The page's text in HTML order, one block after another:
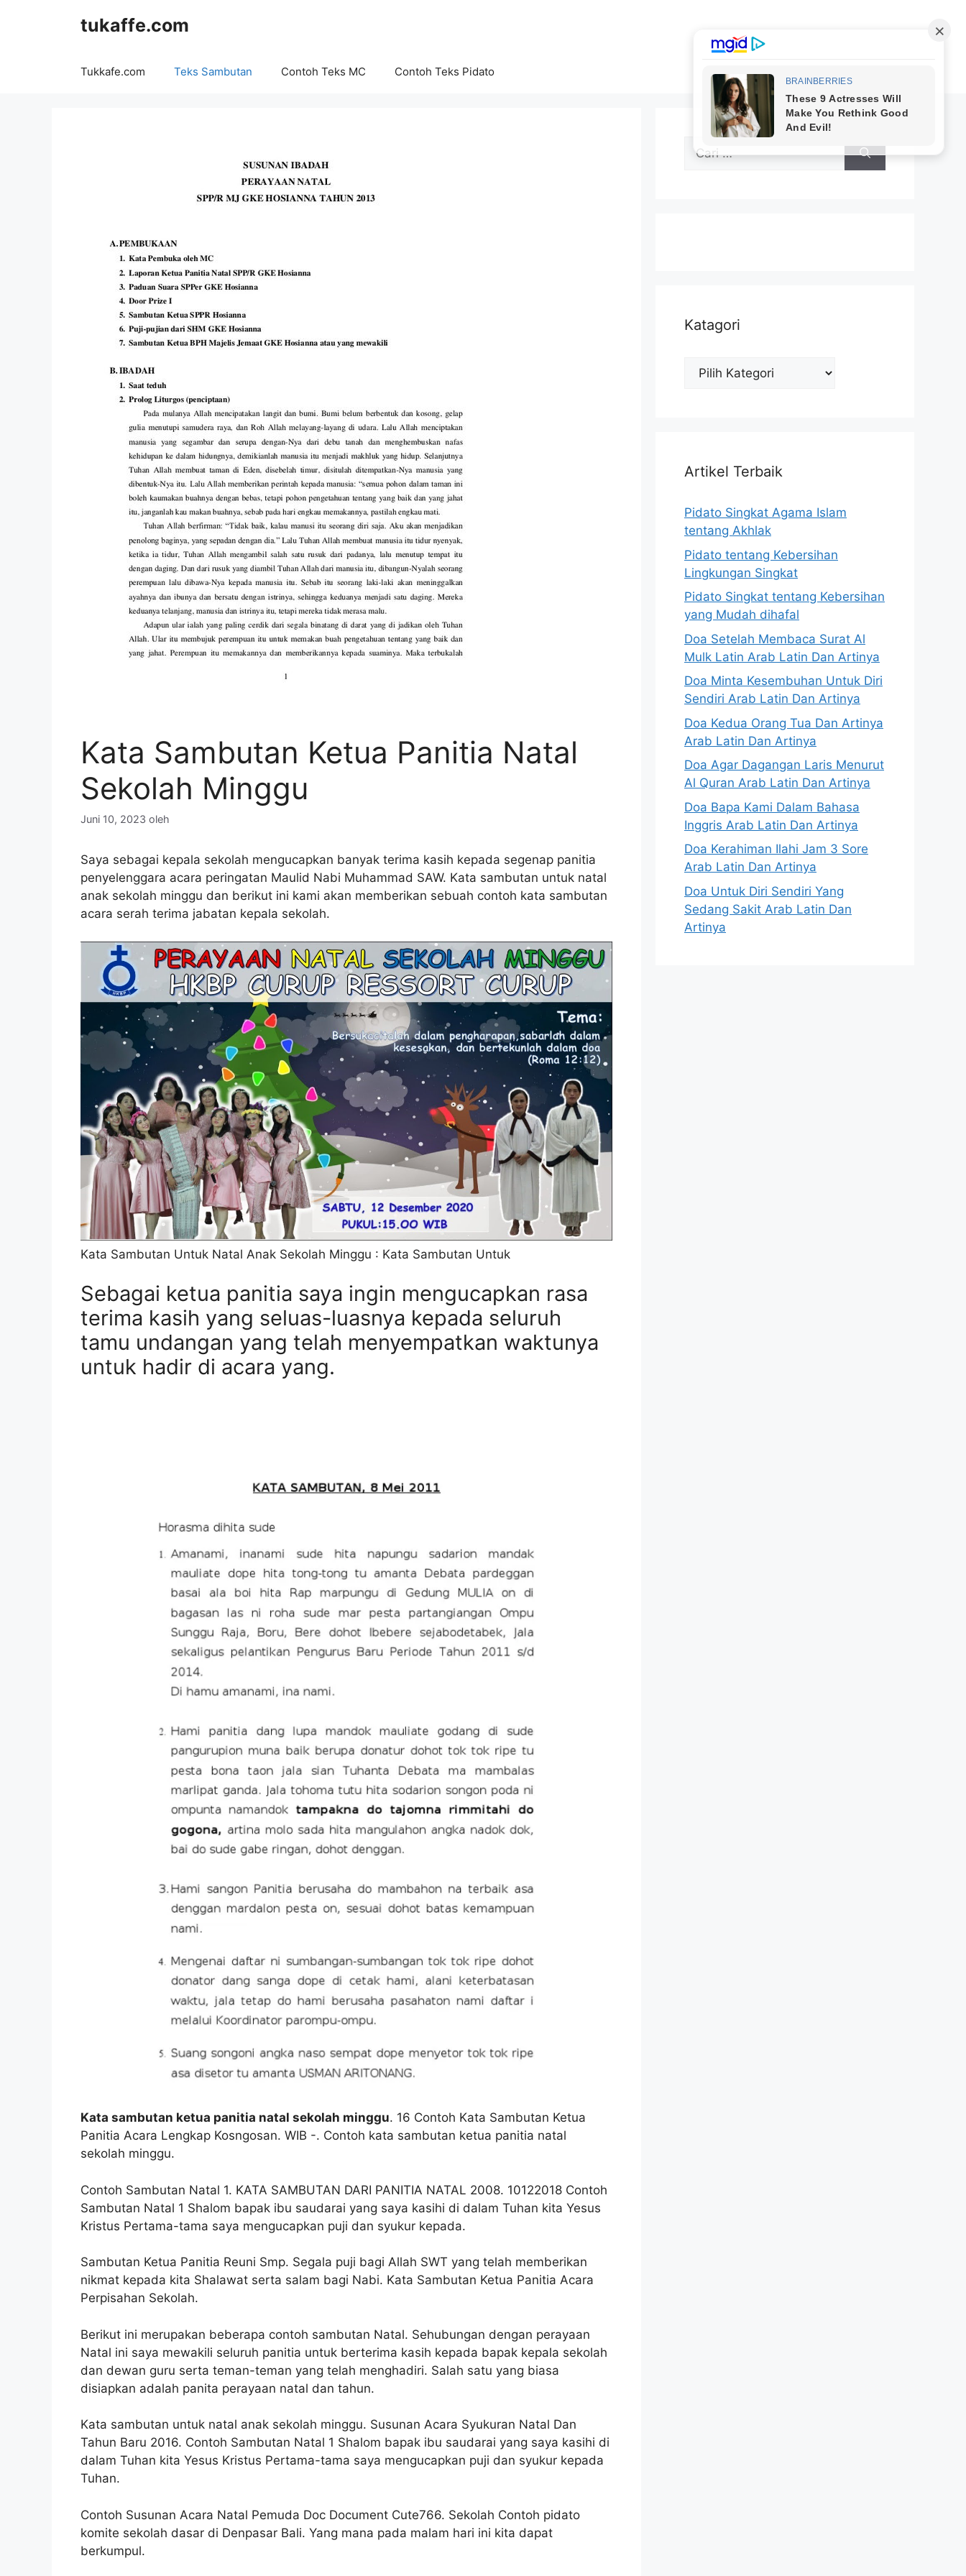
tukaffe.com
Tukkafe.com Teks Sambutan Contoh Teks MC Contoh Teks Pidato
Kata Sambutan Ketua Panitia Natal
Sekolah Minggu
Juni 10, 2023 oleh
Saya sebagai kepala sekolah mengucapkan banyak terima kasih kepada segenap panitia
penyelenggara acara peringatan Maulid Nabi Muhammad SAW. Kata sambutan untuk natal
anak sekolah minggu dan berikut ini kami akan memberikan sebuah contoh kata sambutan
acara serah terima jabatan kepala sekolah.
Kata Sambutan Untuk Natal Anak Sekolah Minggu : Kata Sambutan Untuk
Sebagai ketua panitia saya ingin mengucapkan rasa
terima kasih yang seluas-luasnya kepada seluruh
tamu undangan yang telah menyempatkan waktunya
untuk hadir di acara yang.
Kata sambutan ketua panitia natal sekolah minggu. 16 Contoh Kata Sambutan Ketua
Panitia Acara Lengkap Kosngosan. WIB -. Contoh kata sambutan ketua panitia natal
sekolah minggu.
Contoh Sambutan Natal 1. KATA SAMBUTAN DARI PANITIA NATAL 2008. 10122018 Contoh
Sambutan Natal 1 Shalom bapak ibu saudarai yang saya kasihi di dalam Tuhan kita Yesus
Kristus Pertama-tama saya mengucapkan puji dan syukur kepada.
Sambutan Ketua Panitia Reuni Smp. Segala puji bagi Allah SWT yang telah memberikan
nikmat kepada kita Shalawat serta salam bagi Nabi. Kata Sambutan Ketua Panitia Acara
Perpisahan Sekolah.
Berikut ini merupakan beberapa contoh sambutan Natal. Sehubungan dengan perayaan
Natal ini saya mewakili seluruh panitia untuk berterima kasih kepada bapak kepala sekolah
dan dewan guru serta teman-teman yang telah menghadiri. Salah satu yang biasa
disiapkan adalah panita perayaan natal dan tahun.
Kata sambutan untuk natal anak sekolah minggu. Susunan Acara Syukuran Natal Dan
Tahun Baru 2016. Contoh Sambutan Natal 1 Shalom bapak ibu saudarai yang saya kasihi di
dalam Tuhan kita Yesus Kristus Pertama-tama saya mengucapkan puji dan syukur kepada
Tuhan.
Contoh Susunan Acara Natal Pemuda Doc Document Cute766. Sekolah Contoh pidato
komite sekolah dasar di Denpasar Bali. Yang mana pada malam hari ini kita dapat
berkumpul.
untuk:
Katagori
Katagori
Artikel Terbaik
Pidato Singkat Agama Islam
tentang Akhlak
Pidato tentang Kebersihan
Lingkungan Singkat
Pidato Singkat tentang Kebersihan
yang Mudah dihafal
Doa Setelah Membaca Surat Al
Mulk Latin Arab Latin Dan Artinya
Doa Minta Kesembuhan Untuk Diri
Sendiri Arab Latin Dan Artinya
Doa Kedua Orang Tua Dan Artinya
Arab Latin Dan Artinya
Doa Agar Dagangan Laris Menurut
Al Quran Arab Latin Dan Artinya
Doa Bapa Kami Dalam Bahasa
Inggris Arab Latin Dan Artinya
Doa Kerahiman Ilahi Jam 3 Sore
Arab Latin Dan Artinya
Doa Untuk Diri Sendiri Yang
Sedang Sakit Arab Latin Dan
Artinya